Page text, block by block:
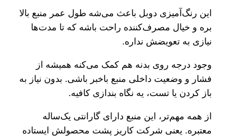
این رنگ‌آمیزی دوبل باعث می‌شه طول عمر منبع بالا
بره و خیال مصرف‌کننده راحت باشه که تا مدت‌ها
نیازی به تعویضش نداره.
وجود درجه روی بدنه هم کمک می‌کنه همیشه از
فشار و وضعیت داخلی منبع باخبر باشی. بدون نیاز به
باز کردن یا تست، یه نگاه بندازی کافیه.
از همه مهم‌تر، این منبع دارای گارانتی یک‌ساله
معتبره. یعنی شرکت کاریز پشت محصولش ایستاده